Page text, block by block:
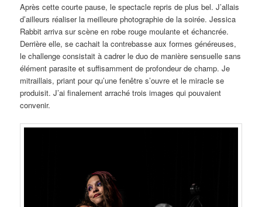
Après cette courte pause, le spectacle repris de plus bel. J’allais
d’ailleurs réaliser la meilleure photographie de la soirée. Jessica
Rabbit arriva sur scène en robe rouge moulante et échancrée.
Derrière elle, se cachait la contrebasse aux formes généreuses,
le challenge consistait à cadrer le duo de manière sensuelle sans
élément parasite et suffisamment de profondeur de champ. Je
mitraillais, priant pour qu’une fenêtre s’ouvre et le miracle se
produisit. J’ai finalement arraché trois images qui pouvaient
convenir.